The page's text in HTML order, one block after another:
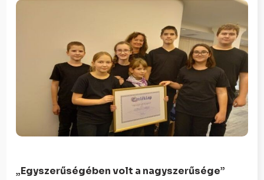
„Egyszerűségében volt a nagyszerűsége”